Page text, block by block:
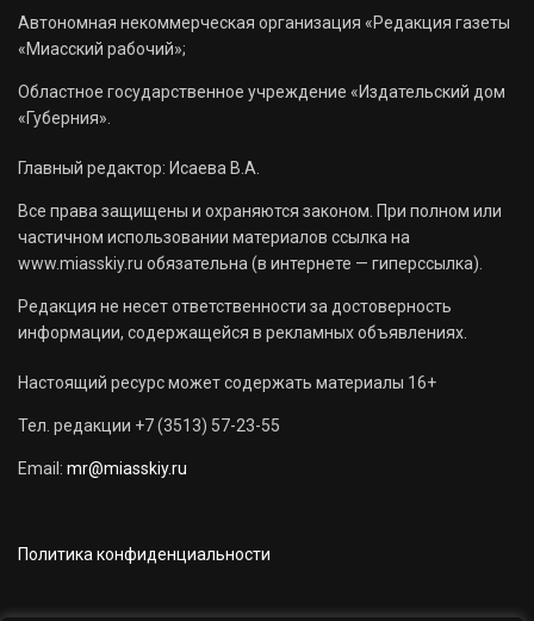
Автономная некоммерческая организация «Редакция газеты
«Миасский рабочий»;
Областное государственное учреждение «Издательский дом
«Губерния».
Главный редактор: Исаева В.А.
Все права защищены и охраняются законом. При полном или
частичном использовании материалов ссылка на
www.miasskiy.ru обязательна (в интернете — гиперссылка).
Редакция не несет ответственности за достоверность
информации, содержащейся в рекламных объявлениях.
Настоящий ресурс может содержать материалы 16+
Тел. редакции +7 (3513) 57-23-55
Email: mr@miasskiy.ru
Политика конфиденциальности